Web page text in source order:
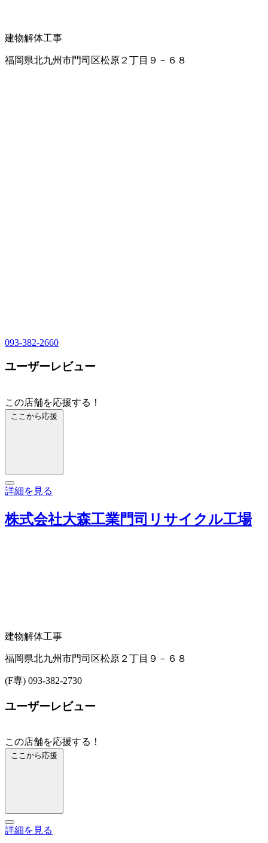
建物解体工事
福岡県北九州市門司区松原２丁目９－６８
093-382-2660
ユーザーレビュー
この店舗を応援する！
ここから応援
詳細を見る
株式会社大森工業門司リサイクル工場
建物解体工事
福岡県北九州市門司区松原２丁目９－６８
(F専) 093-382-2730
ユーザーレビュー
この店舗を応援する！
ここから応援
詳細を見る